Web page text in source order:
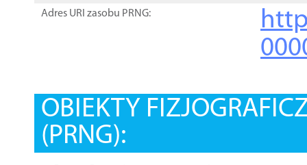
Adres URI zasobu PRNG:
OBIEKTY
(PRNG):